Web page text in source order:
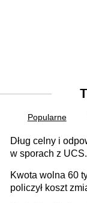
Popularne
Dług celny i
w sporach z
Kwota wolna 60
policzył koszt